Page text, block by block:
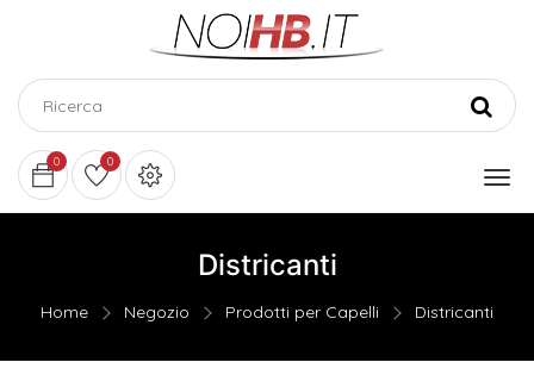
0 0
Districanti
Home Negozio Prodotti per Capelli Districanti